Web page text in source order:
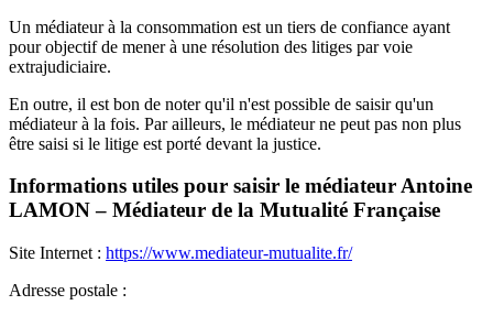
Un médiateur à la consommation est un tiers de confiance ayant
pour objectif de mener à une résolution des litiges par voie
extrajudiciaire.
En outre, il est bon de noter qu'il n'est possible de saisir qu'un
médiateur à la fois. Par ailleurs, le médiateur ne peut pas non plus
être saisi si le litige est porté devant la justice.
Informations utiles pour saisir le médiateur Antoine
LAMON – Médiateur de la Mutualité Française
Site Internet : https://www.mediateur-mutualite.fr/
Adresse postale :